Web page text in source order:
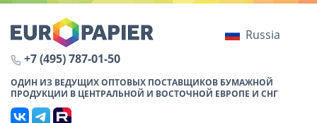
Russia
+7 (495) 787-01-50
ОДИН ИЗ ВЕДУЩИХ ОПТОВЫХ ПОСТАВЩИКОВ БУМАЖНОЙ
ПРОДУКЦИИ В ЦЕНТРАЛЬНОЙ И ВОСТОЧНОЙ ЕВРОПЕ И СНГ